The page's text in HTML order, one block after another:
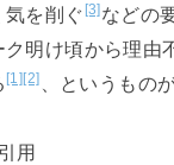
を削ぐ [3] などの
明け頃から理由
[1] [2] 、というもの
用